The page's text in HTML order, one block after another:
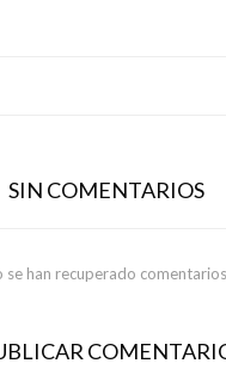
SIN COMENTARIOS
se han recuperado